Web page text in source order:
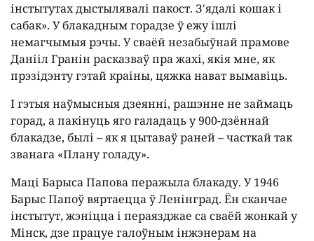
інстытутах дыстылявалі пакост. З'ядалі кошак і
сабак». У блакадным горадзе ў ежу ішлі
немагчымыя рэчы. У сваёй незабыўнай прамове
Данііл Гранін расказваў пра жахі, якія мне, як
прэзідэнту гэтай краіны, цяжка нават вымавіць.
І гэтыя наўмысныя дзеянні, рашэнне не займаць
горад, а пакінуць яго галадаць у 900-дзённай
блакадзе, былі – як я цытаваў раней – часткай так
званага «Плану голаду».
Маці Барыса Папова перажыла блакаду. У 1946
Барыс Папоў вяртаецца ў Ленінград. Ён сканчае
інстытут, жэніцца і пераязджае са сваёй жонкай у
Мінск, дзе працуе галоўным інжэнерам на